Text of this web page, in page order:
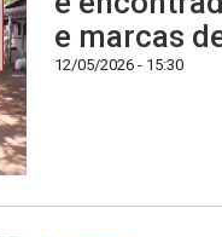
e marcas
12/05/2026 - 15:30